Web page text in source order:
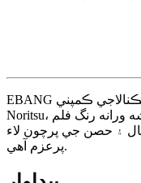
EBANG برقي ٽيڪنالاجي ڪمپني، LTD ڪيترن ئي سالن تائين
Noritsu، فرنٽيئر، پولي، ايسپون، وغيره، ۽ ٻين پيشه ورانه رنگ فلم
۽ حصن جي پرچون لاء
پرعزم آهي.